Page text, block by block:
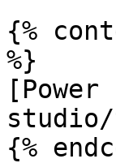
{%
%}
studio/
{%